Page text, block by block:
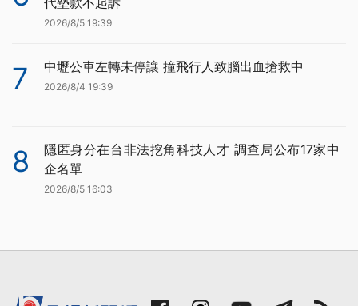
2026/8/5 19:39
7 中壢公車左轉未停讓 撞飛行人致腦出血搶救中
2026/8/4 19:39
8
隱匿身分在台非法挖角科技人才 調查局公布17家中
企名單
2026/8/5 16:03